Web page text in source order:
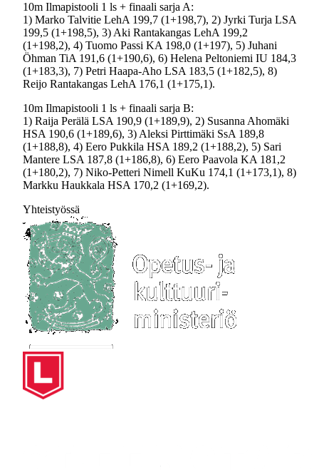
10m Ilmapistooli 1 ls + finaali sarja A:
1) Marko Talvitie LehA 199,7 (1+198,7), 2) Jyrki Turja LSA
199,5 (1+198,5), 3) Aki Rantakangas LehA 199,2
(1+198,2), 4) Tuomo Passi KA 198,0 (1+197), 5) Juhani
Öhman TiA 191,6 (1+190,6), 6) Helena Peltoniemi IU 184,3
(1+183,3), 7) Petri Haapa-Aho LSA 183,5 (1+182,5), 8)
Reijo Rantakangas LehA 176,1 (1+175,1).
10m Ilmapistooli 1 ls + finaali sarja B:
1) Raija Perälä LSA 190,9 (1+189,9), 2) Susanna Ahomäki
HSA 190,6 (1+189,6), 3) Aleksi Pirttimäki SsA 189,8
(1+188,8), 4) Eero Pukkila HSA 189,2 (1+188,2), 5) Sari
Mantere LSA 187,8 (1+186,8), 6) Eero Paavola KA 181,2
(1+180,2), 7) Niko-Petteri Nimell KuKu 174,1 (1+173,1), 8)
Markku Haukkala HSA 170,2 (1+169,2).
Yhteistyössä